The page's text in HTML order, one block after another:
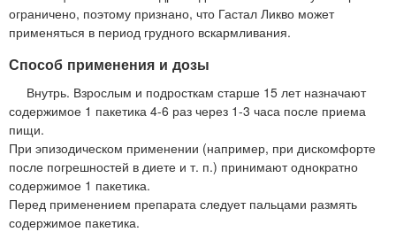
ограничено, поэтому признано, что Гастал Ликво может
применяться в период грудного вскармливания.
Способ применения и дозы
Внутрь. Взрослым и подросткам старше 15 лет назначают
содержимое 1 пакетика 4-6 раз через 1-3 часа после приема
пищи.
При эпизодическом применении (например, при дискомфорте
после погрешностей в диете и т. п.) принимают однократно
содержимое 1 пакетика.
Перед применением препарата следует пальцами размять
содержимое пакетика.